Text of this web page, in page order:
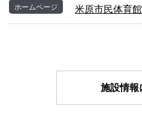
ホームページ 米原市民体育
施設情報